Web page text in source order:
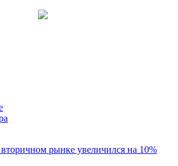
рынке увеличился на 10%